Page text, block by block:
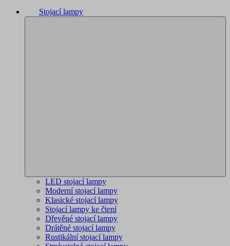
Stojací lampy
LED stojací lampy
Moderní stojací lampy
Klasické stojací lampy
Stojací lampy ke čtení
Dřevěné stojací lampy
Drátěné stojací lampy
Rustikální stojací lampy